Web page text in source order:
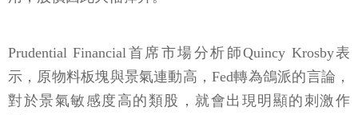
Prudential Financial首席市場分析師Quincy Krosby表
示，原物料板塊與景氣連動高，Fed轉為鴿派的言論，
對於景氣敏感度高的類股，就會出現明顯的刺激作